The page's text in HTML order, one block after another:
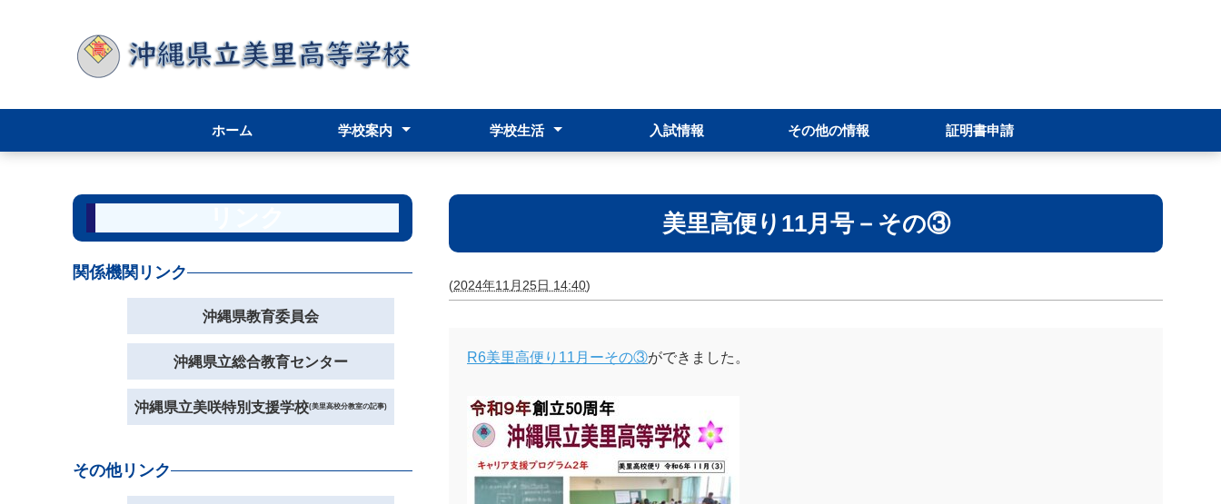
ホーム 学校案内 学校生活 入試情報 その他の情報 証明書申請
美里高便り11月号－その③
(2024年11月25日 14:40)
R6美里高便り11月ーその③ができました。
関係機関リンク
沖縄県教育委員会
沖縄県立総合教育センター
沖縄県立美咲特別支援学校(美里高校分教室の記事)
その他リンク